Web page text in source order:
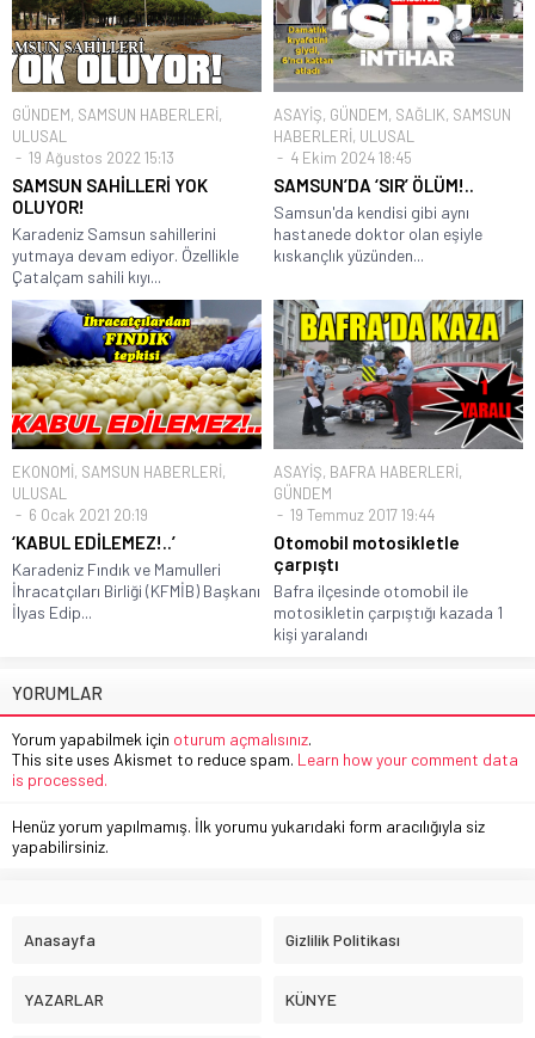
GÜNDEM, SAMSUN HABERLERİ,
ULUSAL
19 Ağustos 2022 15:13
SAMSUN SAHİLLERİ YOK
OLUYOR!
Karadeniz Samsun sahillerini
yutmaya devam ediyor. Özellikle
Çatalçam sahili kıyı...
ASAYİŞ, GÜNDEM, SAĞLIK, SAMSUN
HABERLERİ, ULUSAL
4 Ekim 2024 18:45
SAMSUN’DA ‘SIR’ ÖLÜM!..
Samsun'da kendisi gibi aynı
hastanede doktor olan eşiyle
kıskançlık yüzünden...
EKONOMİ, SAMSUN HABERLERİ,
ULUSAL
6 Ocak 2021 20:19
‘KABUL EDİLEMEZ!..’
Karadeniz Fındık ve Mamulleri
İhracatçıları Birliği (KFMİB) Başkanı
İlyas Edip...
ASAYİŞ, BAFRA HABERLERİ,
GÜNDEM
19 Temmuz 2017 19:44
Otomobil motosikletle
çarpıştı
Bafra ilçesinde otomobil ile
motosikletin çarpıştığı kazada 1
kişi yaralandı
YORUMLAR
Yorum yapabilmek için oturum açmalısınız.
This site uses Akismet to reduce spam. Learn how your comment data
is processed.
Henüz yorum yapılmamış. İlk yorumu yukarıdaki form aracılığıyla siz
yapabilirsiniz.
Anasayfa Gizlilik Politikası
YAZARLAR KÜNYE